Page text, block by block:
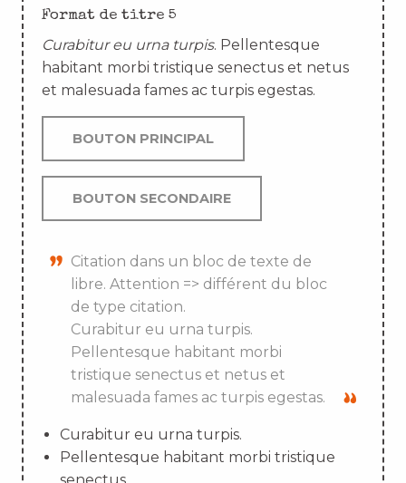
Format de titre 5
Curabitur eu urna turpis. Pellentesque
habitant morbi tristique senectus et netus
et malesuada fames ac turpis egestas.
BOUTON PRINCIPAL
BOUTON SECONDAIRE
Citation dans un bloc de texte de
libre. Attention => différent du bloc
de type citation.
Curabitur eu urna turpis.
Pellentesque habitant morbi
tristique senectus et netus et
malesuada fames ac turpis egestas.
Curabitur eu urna turpis.
Pellentesque habitant morbi tristique